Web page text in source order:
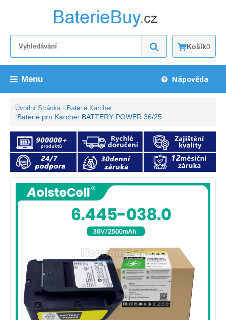
Košík0
Menu Nápověda
Úvodní Stránka Baterie Karcher
Baterie pro Karcher BATTERY POWER 36/25